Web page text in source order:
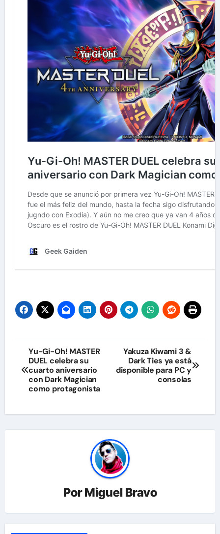
Navegación
de
entradas
Yu-Gi-Oh! MASTER
DUEL celebra su
cuarto aniversario
con Dark Magician
como protagonista
Yakuza Kiwami 3 &
Dark Ties ya está
disponible para PC y
consolas
PorMiguel Bravo